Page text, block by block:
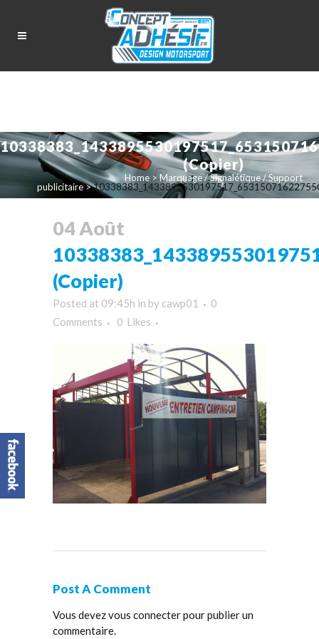
(Copier)
Home >Marquage / Signalétique / Support
publicitaire>
04 Août
(Copier)
Posted at 09:45h in by cawp01
0
Comments
0 Likes
Post A Comment
Vous devezvous connecterpour publier un
commentaire.